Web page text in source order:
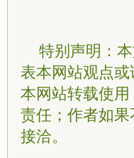
特别声明：
表本网站观点
本网站转载使
责任；作者如
接洽。